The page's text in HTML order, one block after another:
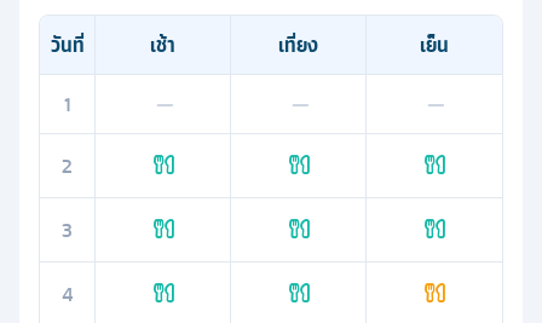
วันที่ เช้า เที่ยง
เย็น
1
— —
—
2
3
4